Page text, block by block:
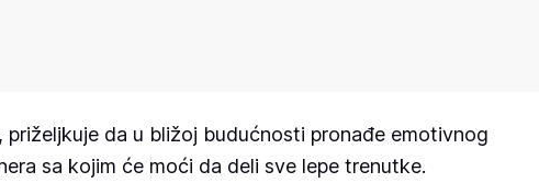
priželjkuje da u bližoj budućnosti pronađe emotivnog
sa kojim će moći da deli sve lepe trenutke.